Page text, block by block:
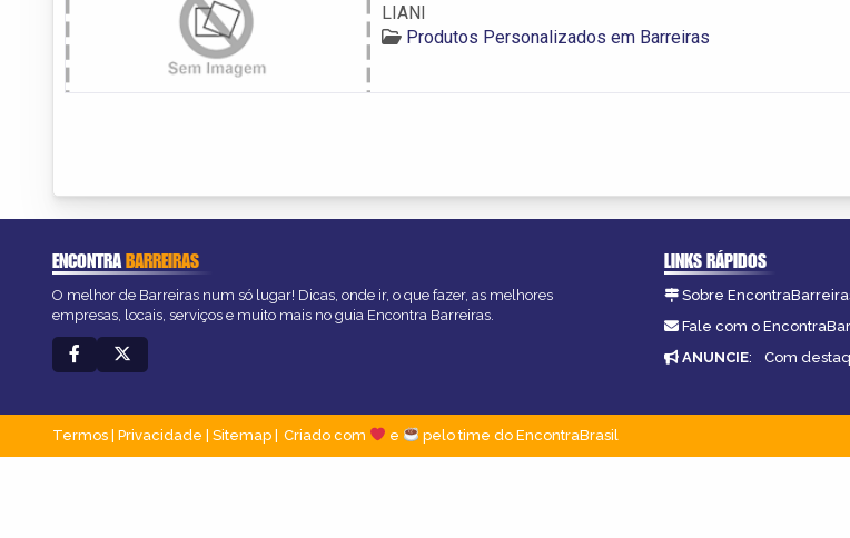
LIANI
Produtos Personalizados em Barreiras
ENCONTRABARREIRAS
O melhor de Barreiras num só lugar! Dicas, onde ir, o que fazer, as melhores
empresas, locais, serviços e muito mais no guia Encontra Barreiras.
LINKS RÁPIDOS
Sobre
Fale com o
ANUNCIE: Com
Termos Privacidade Sitemap Criado com e pelo time do EncontraBrasil